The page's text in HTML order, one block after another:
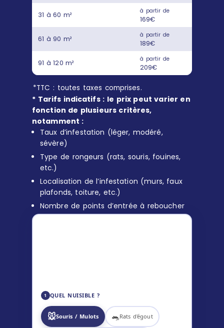
31 à 60 m² à partir de
169€
61 à 90 m² à partir de
189€
91 à 120 m² à partir de
209€
*TTC : toutes taxes comprises.
* Tarifs indicatifs : le prix peut varier en
fonction de plusieurs critères,
notamment :
Taux d’infestation (léger, modéré,
sévère)
Type de rongeurs (rats, souris, fouines,
etc.)
Localisation de l’infestation (murs, faux
plafonds, toiture, etc.)
Nombre de points d’entrée à reboucher
1 QUEL NUISIBLE ?
🐭Souris / Mulots 🐀Rats d'égout